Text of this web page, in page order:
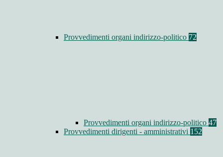
Provvedimenti organi indirizzo-politico 72
Provvedimenti organi indirizzo-politico 47
Provvedimenti dirigenti - amministrativi 152